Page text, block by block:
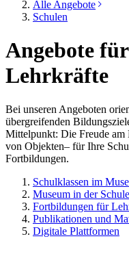
Alle Angebote
Schulen
Angebote
Lehrkräfte
Bei unseren Angeboten
übergreifenden
Mittelpunkt: Die Freude am
von Objekten– für Ihre
Fortbildungen.
Schulklassen im
Museum in der Schule
Fortbildungen für
Publikationen und
Digitale Plattformen